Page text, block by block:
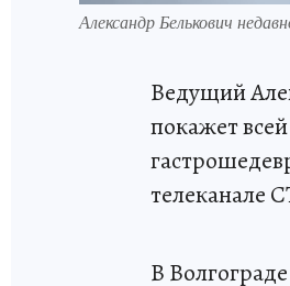
Александр Белькович
Ведущий
покажет
телеканале
В